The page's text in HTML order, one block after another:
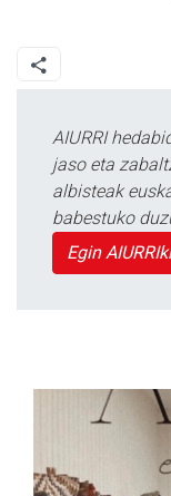
AIURRI
jaso eta
albisteak
babestuko
Egin